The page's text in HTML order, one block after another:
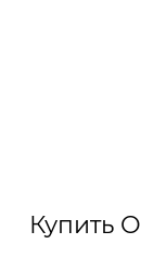
Купить